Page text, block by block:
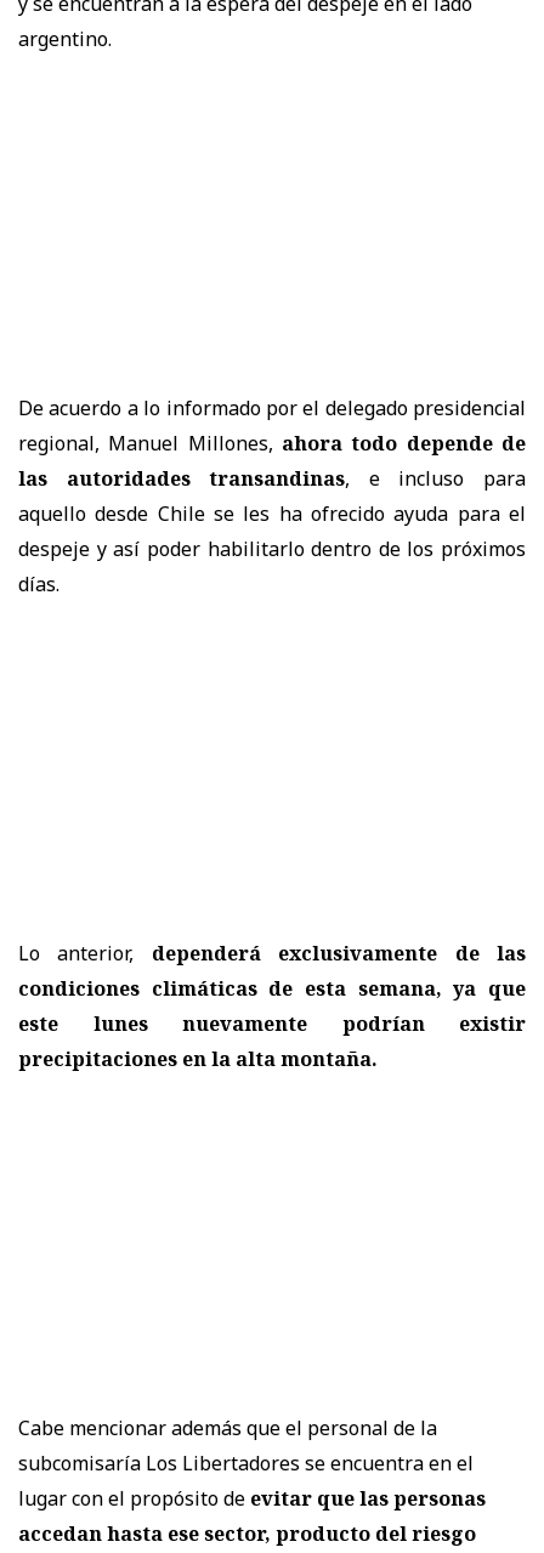
argentino.
De acuerdo a lo informado por el delegado presidencial
regional, Manuel Millones, ahora todo depende de
las autoridades transandinas, e incluso para
aquello desde Chile se les ha ofrecido ayuda para el
despeje y así poder habilitarlo dentro de los próximos
días.
Lo anterior, dependerá exclusivamente de las
condiciones climáticas de esta semana, ya que
este lunes nuevamente podrían existir
precipitaciones en la alta montaña.
Cabe mencionar además que el personal de la
subcomisaría Los Libertadores se encuentra en el
lugar con el propósito de evitar que las personas
accedan hasta ese sector, producto del riesgo